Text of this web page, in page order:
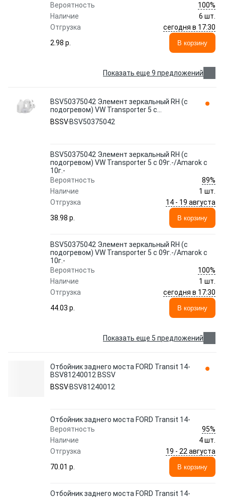
Вероятность
100%
Наличие
6 шт.
Отгрузка
сегодня в 17:30
2.98 p.
В корзину
Показать еще 9 предложений
BSV50375042 Элемент зеркальный RH (с
подогревом) VW Transporter 5 с
09г.-/Amarok с 10г.- BSSV
BSSV BSV50375042
BSV50375042 Элемент зеркальный RH (с
подогревом) VW Transporter 5 с 09г.-/Amarok с
10г.-
Вероятность
89%
Наличие
1 шт.
Отгрузка
14 - 19 августа
38.98 p.
В корзину
BSV50375042 Элемент зеркальный RH (с
подогревом) VW Transporter 5 с 09г.-/Amarok с
10г.-
Вероятность
100%
Наличие
1 шт.
Отгрузка
сегодня в 17:30
44.03 p.
В корзину
Показать еще 5 предложений
Отбойник заднего моста FORD Transit 14-
BSV81240012 BSSV
BSSV BSV81240012
Отбойник заднего моста FORD Transit 14-
Вероятность
95%
Наличие
4 шт.
Отгрузка
19 - 22 августа
70.01 p.
В корзину
Отбойник заднего моста FORD Transit 14-